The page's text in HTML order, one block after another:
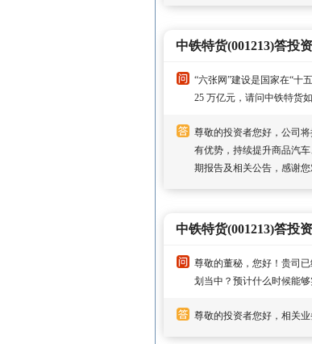
中铁特货(001213)答投
“六张网”建设是国家在“十
25 万亿元，请问中铁特货
尊敬的投资者您好，公司
有优势，持续提升商品汽
期报告及相关公告，感谢您
中铁特货(001213)答投
尊敬的董秘，您好！贵司
划当中？预计什么时候能够
尊敬的投资者您好，相关